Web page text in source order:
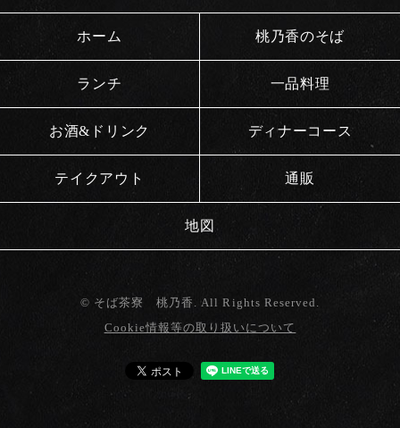
ホーム 桃乃香のそば
ランチ 一品料理
お酒&ドリンク ディナーコース
テイクアウト 通販
地図
© そば茶寮 桃乃香. All Rights Reserved.
Cookie情報等の取り扱いについて